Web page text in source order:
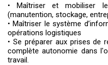
• Maîtriser et mobiliser
(manutention, stockage,
• Maîtriser le système
opérations logistiques
• Se préparer aux prises de
complète autonomie dans
travail.